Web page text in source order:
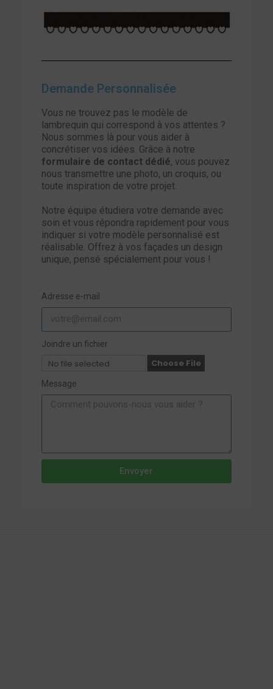
Demande Personnalisée
Vous ne trouvez pas le modèle de
lambrequin qui correspond à vos attentes ?
Nous sommes là pour vous aider à
concrétiser vos idées. Grâce à notre
formulaire de contact dédié, vous pouvez
nous transmettre une photo, un croquis, ou
toute inspiration de votre projet.
Notre équipe étudiera votre demande avec
soin et vous répondra rapidement pour vous
indiquer si votre modèle personnalisé est
réalisable. Offrez à vos façades un design
unique, pensé spécialement pour vous !
Adresse e-mail
Joindre un fichier
No file selected Choose File
Message
Envoyer